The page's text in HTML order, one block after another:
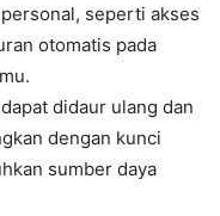
seperti akses
otomatis pada
didaur ulang dan
dengan kunci
sumber daya